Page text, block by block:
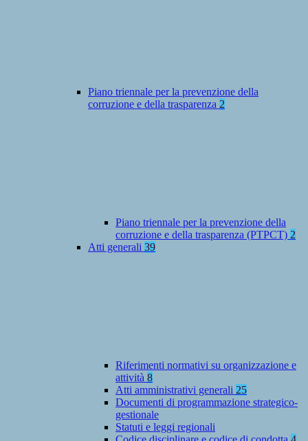
Piano triennale per la prevenzione della
corruzione e della trasparenza 2
Piano triennale per la prevenzione della
corruzione e della trasparenza (PTPCT) 2
Atti generali 39
Riferimenti normativi su organizzazione e
attività 8
Atti amministrativi generali 25
Documenti di programmazione strategico-
gestionale
Statuti e leggi regionali